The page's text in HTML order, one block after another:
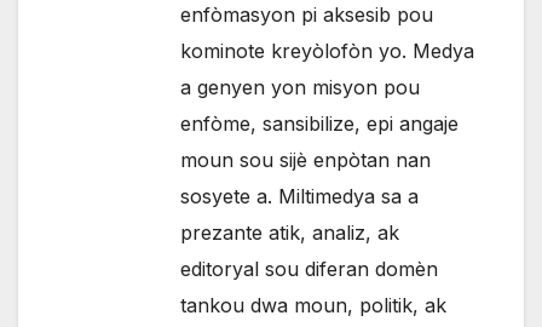
enfòmasyon pi aksesib pou
kominote kreyòlofòn yo. Medya
a genyen yon misyon pou
enfòme, sansibilize, epi angaje
moun sou sijè enpòtan nan
sosyete a. Miltimedya sa a
prezante atik, analiz, ak
editoryal sou diferan domèn
tankou dwa moun, politik, ak